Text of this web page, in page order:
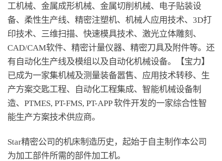
工机械、金属成形机械、金属切削机械、电子贴装设
备、柔性生产线、精密注塑机、机械人应用技术、3D打
印技术、三维扫描、快速模具技术、激光立体雕刻、
CAD/CAM软件、精密计量仪器、精密刀具及附件等。还
有自动化生产线及模组以及自动化机械设备。【宝力】
已成为一家集机械及测量装备嚣售、应用技术转移、生
产方案交匙工程、自动化工程集成、智能机械设备制
造、PTMES, PT-FMS, PT-APP 软件开发的一家综合性智
能生产方案技术供应商。
Star精密公司的机床制造历史，起始于自主制作本公司
为加工部件所需的部件加工机。